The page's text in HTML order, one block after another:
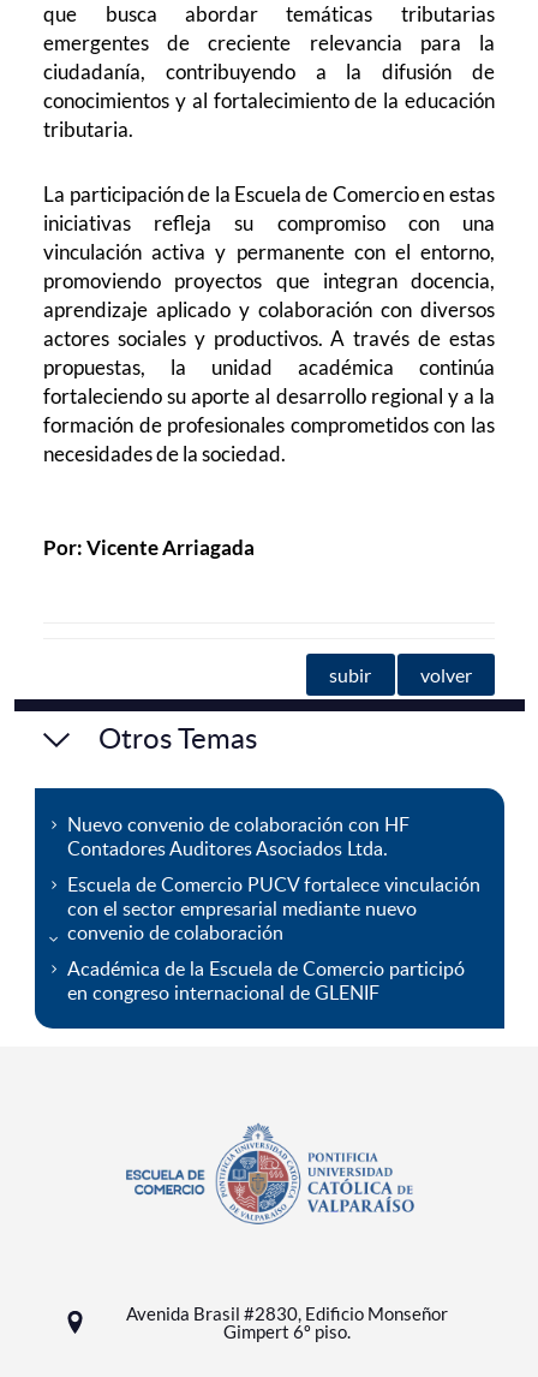
que busca abordar temáticas tributarias
emergentes de creciente relevancia para la
ciudadanía, contribuyendo a la difusión de
conocimientos y al fortalecimiento de la educación
tributaria.
La participación de la Escuela de Comercio en estas
iniciativas refleja su compromiso con una
vinculación activa y permanente con el entorno,
promoviendo proyectos que integran docencia,
aprendizaje aplicado y colaboración con diversos
actores sociales y productivos. A través de estas
propuestas, la unidad académica continúa
fortaleciendo su aporte al desarrollo regional y a la
formación de profesionales comprometidos con las
necesidades de la sociedad.
Por: Vicente Arriagada
subir volver
Otros Temas
Nuevo convenio de colaboración con HF
Contadores Auditores Asociados Ltda.
Escuela de Comercio PUCV fortalece vinculación
con el sector empresarial mediante nuevo
convenio de colaboración
Académica de la Escuela de Comercio participó
en congreso internacional de GLENIF
Avenida Brasil #2830, Edificio Monseñor
Gimpert 6º piso.